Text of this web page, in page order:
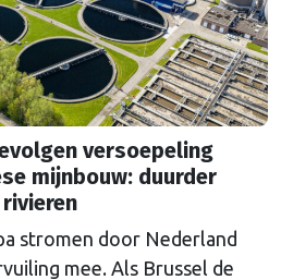
versoepeling
mijnbouw: duurder
stromen door Nederland
mee. Als Brussel de